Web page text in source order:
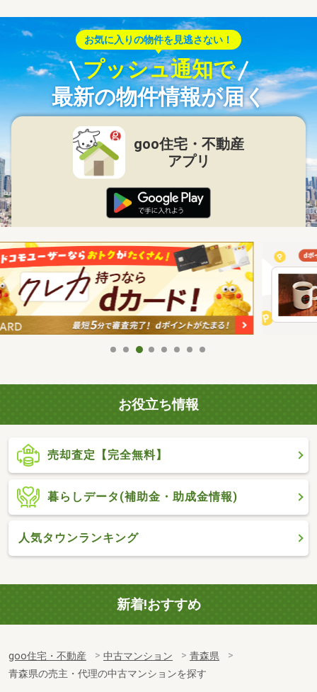
お気に入りの物件を見逃さない！
プッシュ通知で
最新の物件情報が届く
goo住宅・不動産
アプリ
お役立ち情報
売却査定【完全無料】
暮らしデータ(補助金・助成金情報)
人気タウンランキング
新着!おすすめ
goo住宅・不動産 中古マンション
青森県
青森県の売主・代理の中古マンションを探す